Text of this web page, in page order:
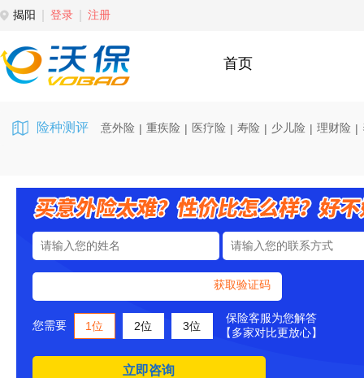
揭阳 登录 注册
首页
险种测评 意外险 | 重疾险 | 医疗险 | 寿险 | 少儿险 | 理财险 |
获取验证码
您需要 1位 2位 3位
保险客服为您解答
【多家对比更放心】
立即咨询